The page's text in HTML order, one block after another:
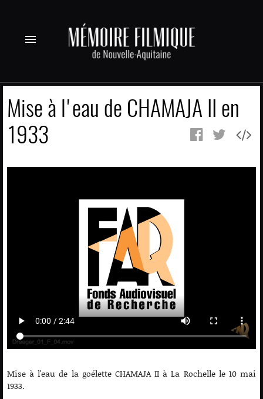
menu
Mise à l'eau de CHAMAJA II en
1933
Mise à l'eau de la goélette CHAMAJA II à La Rochelle le 10 mai
1933.